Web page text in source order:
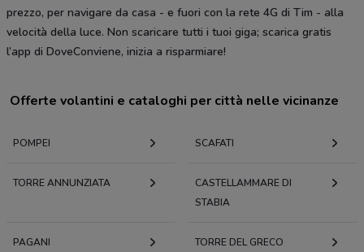
prezzo, per navigare da casa - e fuori con la rete 4G di Tim - alla
velocità della luce. Non scaricare tutti i tuoi giga; scarica gratis
l’app di DoveConviene, inizia a risparmiare!
Offerte volantini e cataloghi per città nelle vicinanze
POMPEI SCAFATI
TORRE ANNUNZIATA
CASTELLAMMARE DI
STABIA
PAGANI TORRE DEL GRECO